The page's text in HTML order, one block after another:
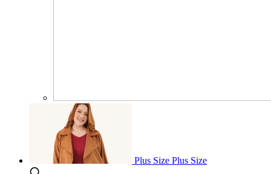
Plus Size Plus Size